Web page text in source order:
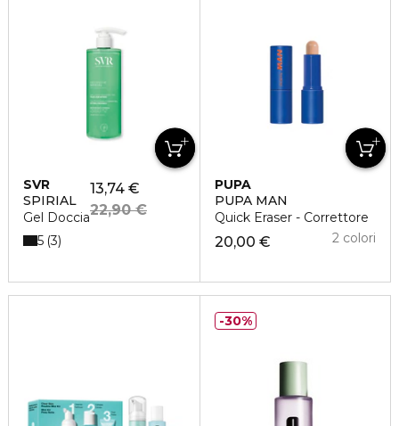
SVR
SPIRIAL
Gel Doccia
13,74 €
22,90 €
5 3
PUPA
PUPA MAN
Quick Eraser - Correttore
20,00 € 2 colori
30%